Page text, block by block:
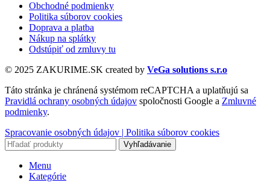
Obchodné podmienky
Politika súborov cookies
Doprava a platba
Nákup na splátky
Odstúpiť od zmluvy tu
© 2025 ZAKURIME.SK created by VeGa solutions s.r.o
Táto stránka je chránená systémom reCAPTCHA a uplatňujú sa
Pravidlá ochrany osobných údajov spoločnosti Google a Zmluvné
podmienky.
Spracovanie osobných údajov | Politika súborov cookies
Vyhľadávanie
Menu
Kategórie